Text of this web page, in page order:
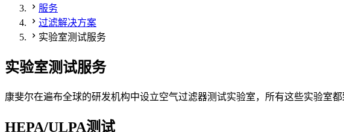
服务
过滤解决方案
实验室测试服务
实验室测试服务
康斐尔在遍布全球的研发机构中设立空气过滤器测试实验室，所有这些实验室
HEPA/ULPA测试